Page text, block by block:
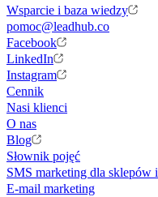
Wsparcie i baza wiedzy
pomoc@leadhub.co
Facebook
LinkedIn
Instagram
Cennik
Nasi klienci
O nas
Blog
Słownik pojęć
SMS marketing dla sklepów
E-mail marketing